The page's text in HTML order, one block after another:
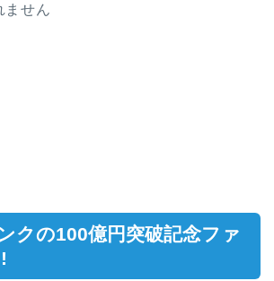
ません
クの100億円突破記念ファ